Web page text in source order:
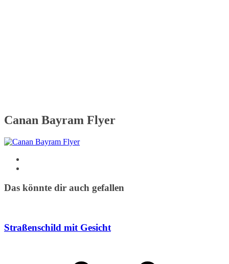
Canan Bayram Flyer
Das könnte dir auch gefallen
Straßenschild mit Gesicht